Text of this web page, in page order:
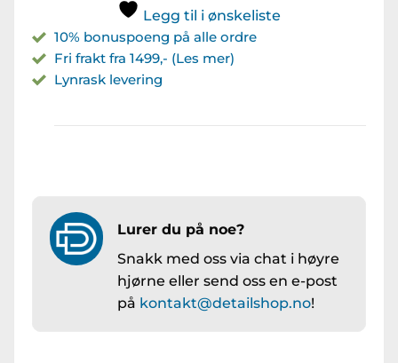
Legg til i ønskeliste
10% bonuspoeng på alle ordre
Fri frakt fra 1499,- (Les mer)
Lynrask levering
Lurer du på noe?
Snakk med oss via chat i høyre
hjørne eller send oss en e-post
på kontakt@detailshop.no!